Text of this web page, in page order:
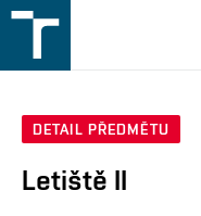
v
DETAIL PŘEDMĚTU
Letiště II